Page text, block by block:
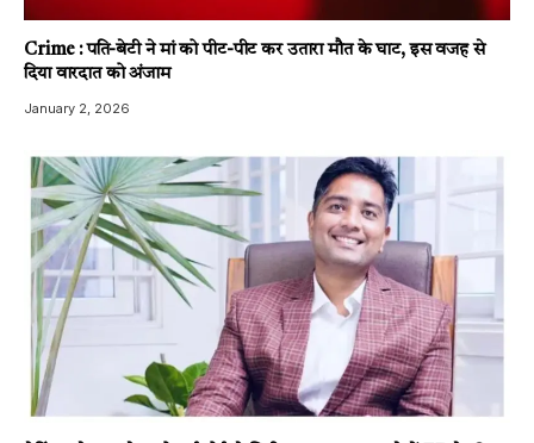
Crime : पति-बेटी ने मां को पीट-पीट कर उतारा मौत के घाट, इस वजह से
दिया वारदात को अंजाम
January 2, 2026